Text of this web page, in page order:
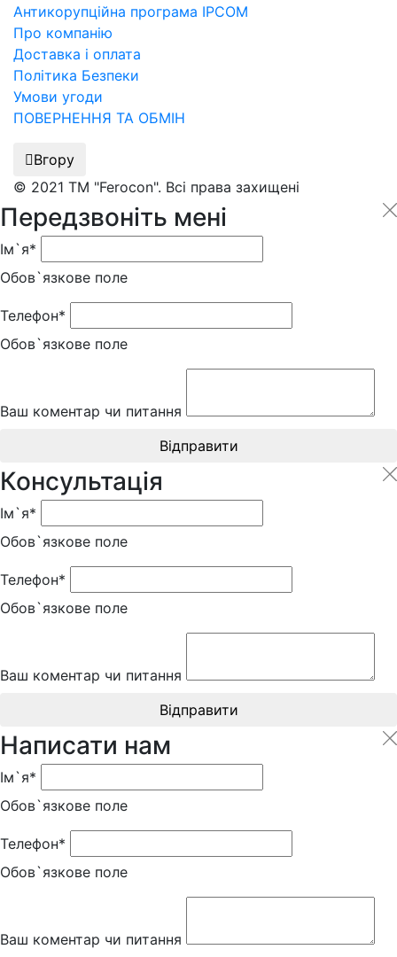
Антикорупційна програма IPCOM
Про компанію
Доставка і оплата
Політика Безпеки
Умови угоди
ПОВЕРНЕННЯ ТА ОБМІН
Вгору
© 2021 ТМ "Ferocon". Всі права захищені
Передзвоніть мені
Ім`я*
Обов`язкове поле
Телефон*
Обов`язкове поле
Ваш коментар чи питання
Відправити
Консультація
Ім`я*
Обов`язкове поле
Телефон*
Обов`язкове поле
Ваш коментар чи питання
Відправити
Написати нам
Ім`я*
Обов`язкове поле
Телефон*
Обов`язкове поле
Ваш коментар чи питання